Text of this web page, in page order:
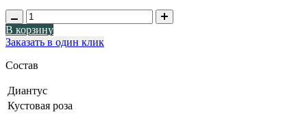
В корзину
Заказать в один клик
Состав
Диантус
Кустовая роза